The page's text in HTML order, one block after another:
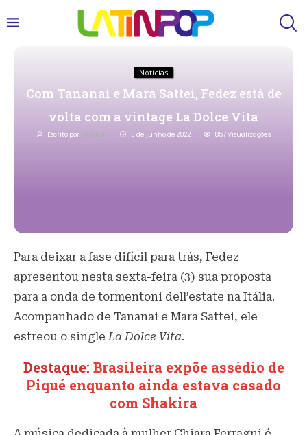
Notícias
Com Tananai e Mara Sattei, Fedez está de
volta com a vintage La Dolce Vita
Escrito por Redacao 3 de junho de 2022 857Visualizações
Para deixar a fase difícil para trás, Fedez
apresentou nesta sexta-feira (3) sua proposta
para a onda de tormentoni dell’estate na Itália.
Acompanhado de Tananai e Mara Sattei, ele
estreou o single La Dolce Vita.
Destaque: Brasileira expõe assédio de
Piqué enquanto ainda estava casado
com Shakira